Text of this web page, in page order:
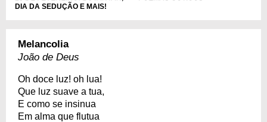
DIA DA SEDUÇÃO E MAIS!
Melancolia
João de Deus
Oh doce luz! oh lua!
Que luz suave a tua,
E como se insinua
Em alma que flutua